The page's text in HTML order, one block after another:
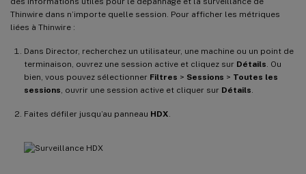
Thinwire dans n’importe quelle session. Pour afficher les métriques
liées à Thinwire :
Dans Director, recherchez un utilisateur, une machine ou un point de
terminaison, ouvrez une session active et cliquez sur Détails . Ou
bien, vous pouvez sélectionner Filtres > Sessions > Toutes les
sessions , ouvrir une session active et cliquer sur Détails
Faites défiler jusqu’au panneau HDX